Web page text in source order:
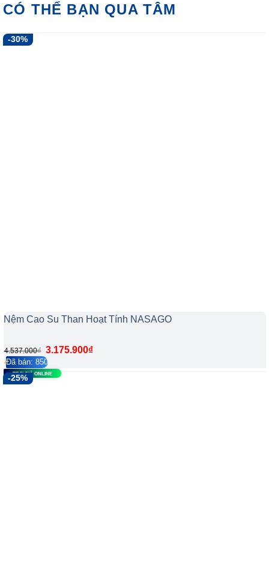
CÓ THỂ BẠN QUA TÂM
-30%
Nệm Cao Su Than Hoạt Tính NASAGO
4.537.000₫ 3.175.900₫
4.2/5 208
Đã bán: 850
-25%
TRỢ GIÁ ONLINE